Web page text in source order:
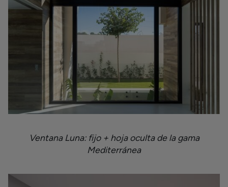
Ventana Luna: fijo + hoja oculta de la gama
Mediterránea